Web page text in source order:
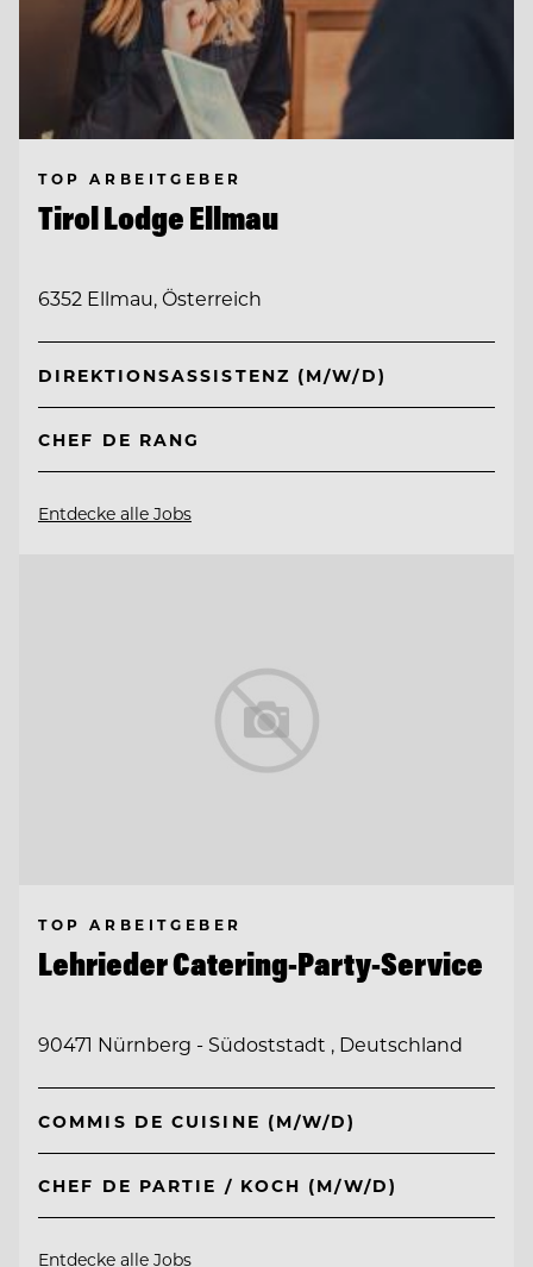
TOP ARBEITGEBER
Tirol Lodge Ellmau
6352 Ellmau, Österreich
DIREKTIONSASSISTENZ (M/W/D)
CHEF DE RANG
Entdecke alle Jobs
TOP ARBEITGEBER
Lehrieder Catering-Party-Service
90471 Nürnberg - Südoststadt , Deutschland
COMMIS DE CUISINE (M/W/D)
CHEF DE PARTIE / KOCH (M/W/D)
Entdecke alle Jobs